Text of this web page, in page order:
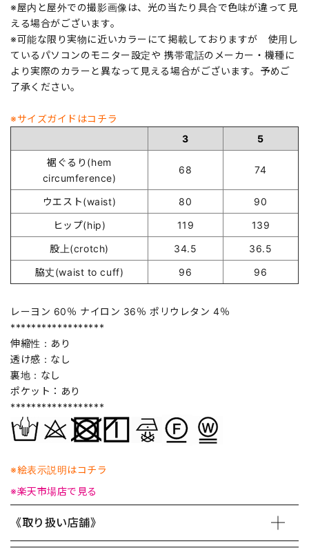
※屋内と屋外での撮影画像は、光の当たり具合で色味が違って見
える場合がございます。
※可能な限り実物に近いカラーにて掲載しておりますが 使用し
ているパソコンのモニター設定や 携帯電話のメーカー・機種に
より実際のカラーと異なって見える場合がございます。予めご
了承ください。
※サイズガイドはコチラ
3
5
裾ぐるり(hem
circumference)
68 74
ウエスト(waist) 80
90
ヒップ(hip)
119
139
股上(crotch)
34.5
36.5
脇丈(waist to cuff)
96 96
レーヨン 60％ ナイロン 36％ ポリウレタン 4％
******************
伸縮性：あり
透け感：なし
裏地：なし
ポケット：あり
******************
※絵表示説明はコチラ
※楽天市場店で見る
《取り扱い店舗》